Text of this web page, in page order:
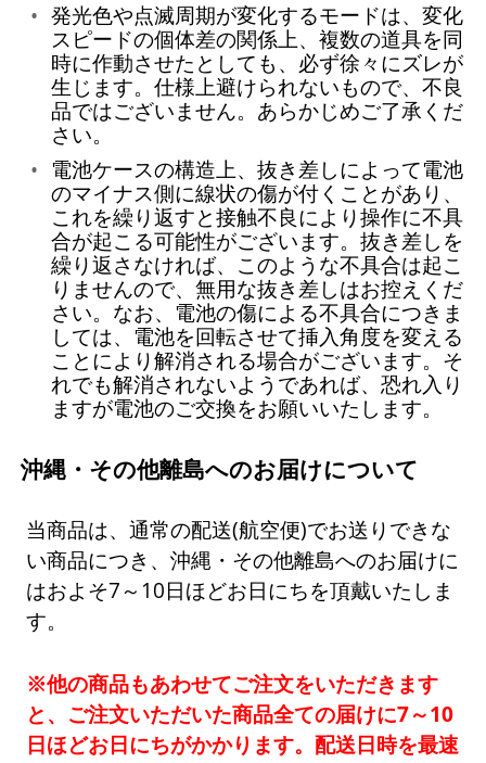
発光色や点滅周期が変化するモードは、変化
スピードの個体差の関係上、複数の道具を同
時に作動させたとしても、必ず徐々にズレが
生じます。仕様上避けられないもので、不良
品ではございません。あらかじめご了承くだ
さい。
電池ケースの構造上、抜き差しによって電池
のマイナス側に線状の傷が付くことがあり、
これを繰り返すと接触不良により操作に不具
合が起こる可能性がございます。抜き差しを
繰り返さなければ、このような不具合は起こ
りませんので、無用な抜き差しはお控えくだ
さい。なお、電池の傷による不具合につきま
しては、電池を回転させて挿入角度を変える
ことにより解消される場合がございます。そ
れでも解消されないようであれば、恐れ入り
ますが電池のご交換をお願いいたします。
沖縄・その他離島へのお届けについて
当商品は、通常の配送(航空便)でお送りできな
い商品につき、沖縄・その他離島へのお届けに
はおよそ7～10日ほどお日にちを頂戴いたしま
す。
※他の商品もあわせてご注文をいただきます
と、ご注文いただいた商品全ての届けに7～10
日ほどお日にちがかかります。配送日時を最速